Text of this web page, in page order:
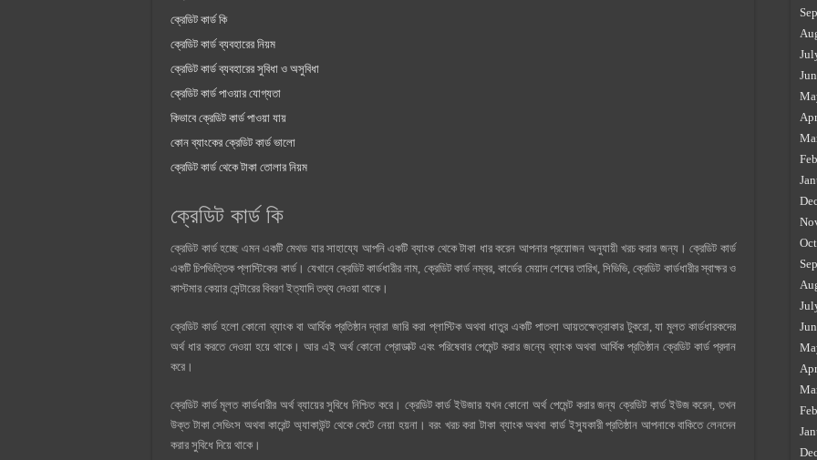
ক্রেডিট কার্ড কি
ক্রেডিট কার্ড ব্যবহারের নিয়ম
ক্রেডিট কার্ড ব্যবহারের সুবিধা ও অসুবিধা
ক্রেডিট কার্ড পাওয়ার যোগ্যতা
কিভাবে ক্রেডিট কার্ড পাওয়া যায়
কোন ব্যাংকের ক্রেডিট কার্ড ভালো
ক্রেডিট কার্ড থেকে টাকা তোলার নিয়ম
ক্রেডিট কার্ড কি
ক্রেডিট কার্ড হচ্ছে এমন একটি মেথড যার সাহায্যে আপনি একটি ব্যাংক থেকে টাকা ধার করেন আপনার প্রয়োজন অনুযায়ী খরচ করার জন্য। ক্রেডিট কার্ড
একটি চিপভিত্তিক প্লাস্টিকের কার্ড। যেখানে ক্রেডিট কার্ডধারীর নাম, ক্রেডিট কার্ড নম্বর, কার্ডের মেয়াদ শেষের তারিখ, সিভিভি, ক্রেডিট কার্ডধারীর স্বাক্ষর ও
কাস্টমার কেয়ার সেন্টারের বিবরণ ইত্যাদি তথ্য দেওয়া থাকে।
ক্রেডিট কার্ড হলো কোনো ব্যাংক বা আর্থিক প্রতিষ্ঠান দ্বারা জারি করা প্লাস্টিক অথবা ধাতুর একটি পাতলা আয়তক্ষেত্রাকার টুকরো, যা মুলত কার্ডধারকদের
অর্থ ধার করতে দেওয়া হয়ে থাকে। আর এই অর্থ কোনো প্রোডাক্ট এবং পরিষেবার পেমেন্ট করার জন্যে ব্যাংক অথবা আর্থিক প্রতিষ্ঠান ক্রেডিট কার্ড প্রদান
করে।
ক্রেডিট কার্ড মূলত কার্ডধারীর অর্থ ব্যায়ের সুবিধে নিশ্চিত করে। ক্রেডিট কার্ড ইউজার যখন কোনো অর্থ পেমেন্ট করার জন্য ক্রেডিট কার্ড ইউজ করেন, তখন
উক্ত টাকা সেভিংস অথবা কারেন্ট অ্যাকাউন্ট থেকে কেটে নেয়া হয়না। বরং খরচ করা টাকা ব্যাংক অথবা কার্ড ইস্যুকারী প্রতিষ্ঠান আপনাকে বাকিতে লেনদেন
করার সুবিধে দিয়ে থাকে।